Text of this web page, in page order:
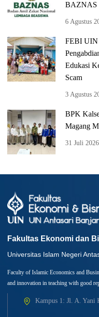
BAZNAS
6 Agustus
FEBI UIN
Edukasi
Scam
3 Agustus
BPK
Magang
31 Juli 2026
Fakultas Ekonomi dan
Universitas Islam Negeri
Faculty of Islamic Economics and
and innovation in teaching with good
Kampus 1: Jl. A. Yani